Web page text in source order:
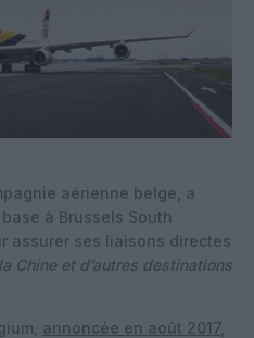
aérienne belge, a
à Brussels South
assurer ses liaisons directes
Chine et d’autres destinations
annoncée en août 2017,